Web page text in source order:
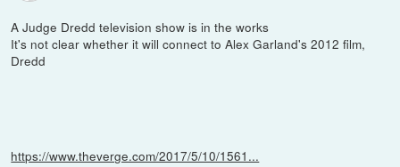
A Judge Dredd television show is in the works
It's not clear whether it will connect to Alex Garland's 2012 film,
Dredd
https://www.theverge.com/2017/5/10/1561...